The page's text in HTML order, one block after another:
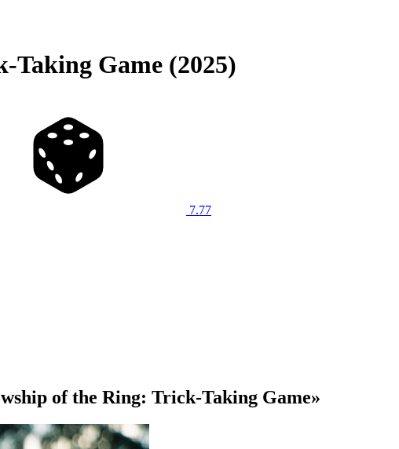
Taking Game (2025)
7.77
of the Ring: Trick-Taking Game»